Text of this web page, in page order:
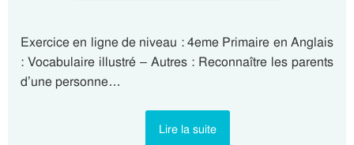
Exercice en ligne de niveau : 4eme Primaire en Anglais
: Vocabulaire illustré – Autres : Reconnaître les parents
d’une personne…
Lire la suite